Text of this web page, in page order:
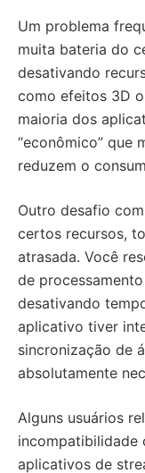
Um problema
muita bateria do
desativando
como efeitos 3D
maioria dos
“econômico” que
reduzem o
Outro desafio
certos recursos,
atrasada. Você
de
desativando
aplicativo tiver
sincronização de
absolutamente
Alguns usuários
incompatibilidade
aplicativos de